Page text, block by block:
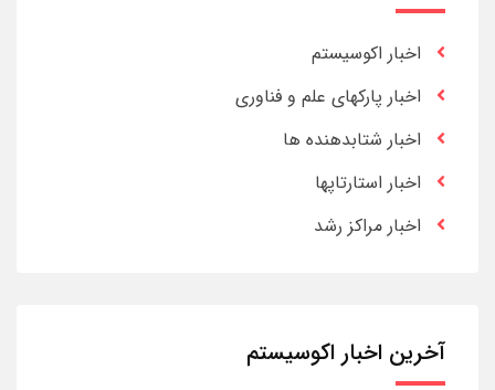
اخبار اکوسیستم
اخبار پارکهای علم و فناوری
اخبار شتابدهنده ها
اخبار استارتاپها
اخبار مراکز رشد
آخرین اخبار اکوسیستم